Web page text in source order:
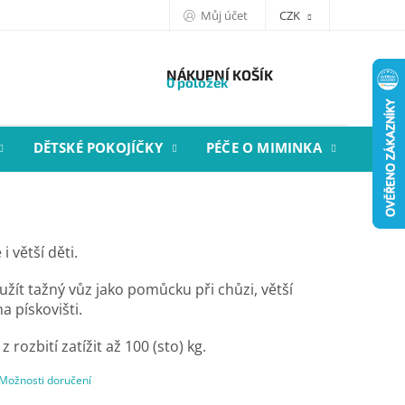
Můj účet CZK
NÁKUPNÍ KOŠÍK
0 položek
DĚTSKÉ POKOJÍČKY PÉČE O MIMINKA
doručení
větší děti.
tažný vůz jako pomůcku při chůzi, větší
pískovišti.
rozbití zatížit až 100 (sto) kg.